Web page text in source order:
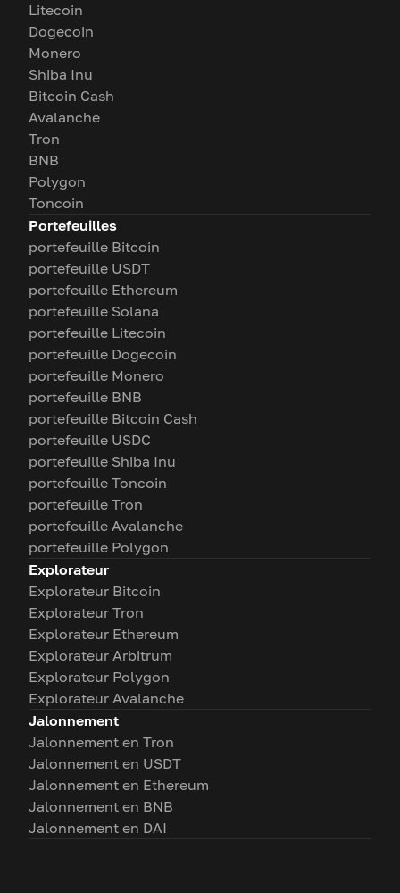
Litecoin
Dogecoin
Monero
Shiba Inu
Bitcoin Cash
Avalanche
Tron
BNB
Polygon
Toncoin
Portefeuilles
portefeuille Bitcoin
portefeuille USDT
portefeuille Ethereum
portefeuille Solana
portefeuille Litecoin
portefeuille Dogecoin
portefeuille Monero
portefeuille BNB
portefeuille Bitcoin Cash
portefeuille USDC
portefeuille Shiba Inu
portefeuille Toncoin
portefeuille Tron
portefeuille Avalanche
portefeuille Polygon
Explorateur
Explorateur Bitcoin
Explorateur Tron
Explorateur Ethereum
Explorateur Arbitrum
Explorateur Polygon
Explorateur Avalanche
Jalonnement
Jalonnement en Tron
Jalonnement en USDT
Jalonnement en Ethereum
Jalonnement en BNB
Jalonnement en DAI